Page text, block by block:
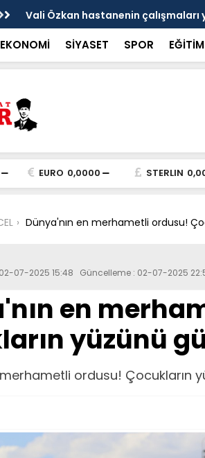
Vali Özkan hastanenin çalışmaları
EKONOMİ SİYASET SPOR EĞİTİM
EURO 0,0000 STERLIN
Dünya'nın en merhametli ordusu!
07-2025 15:48 Güncelleme : 02-07-2025
en
yüzünü
merhametli ordusu! Çocukların